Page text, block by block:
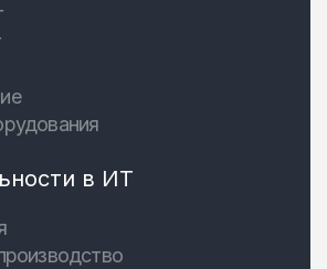
в ИТ